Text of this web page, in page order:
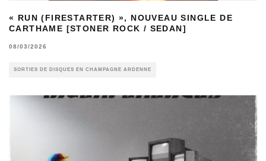
« RUN (FIRESTARTER) », NOUVEAU SINGLE DE
CARTHAME [STONER ROCK / SEDAN]
08/03/2026
SORTIES DE DISQUES EN CHAMPAGNE ARDENNE